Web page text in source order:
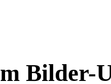
Bilder-